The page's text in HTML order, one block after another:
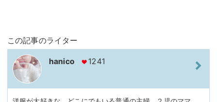
この記事のライター
hanico 1241